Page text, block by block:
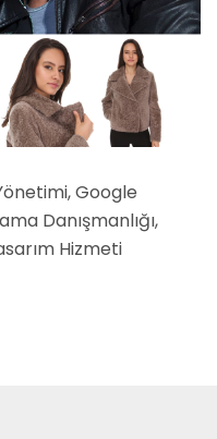
Google
Danışmanlığı,
Hizmeti